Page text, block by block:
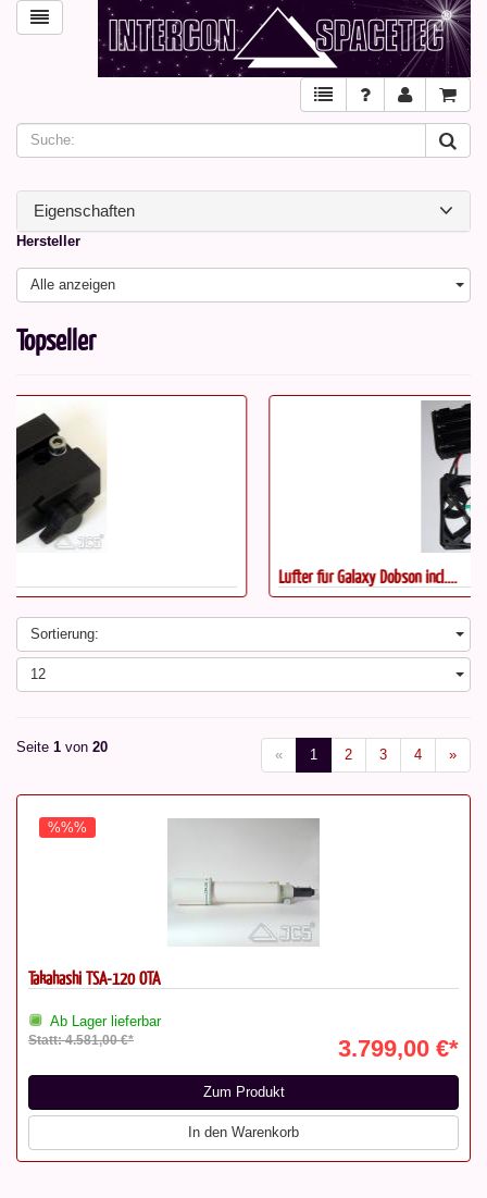
Eigenschaften
Hersteller
Alle anzeigen
Topseller
Sortierung:
12
Seite 1 von 20 « 1 2 3 4 »
%%%
Takahashi TSA-120 OTA
Ab Lager lieferbar
Statt: 4.581,00 €* 3.799,00 €*
Zum Produkt
In den Warenkorb